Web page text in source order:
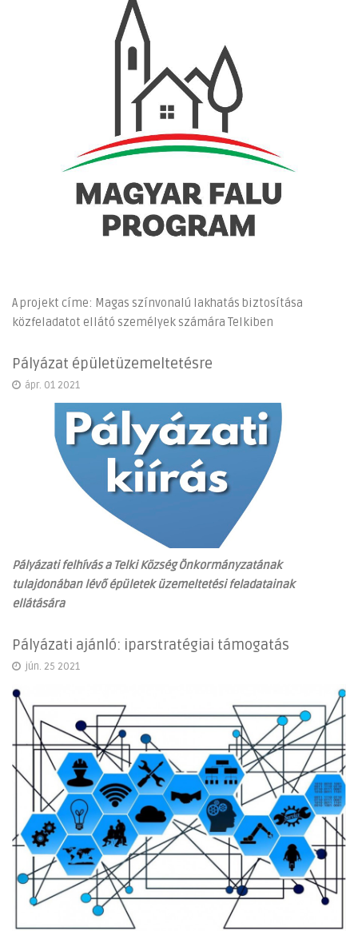
A projekt címe: Magas színvonalú lakhatás biztosítása
közfeladatot ellátó személyek számára Telkiben
Pályázat épületüzemeltetésre
ápr. 01 2021
Pályázati felhívás a Telki Község Önkormányzatának
tulajdonában lévő épületek üzemeltetési feladatainak
ellátására
Pályázati ajánló: iparstratégiai támogatás
jún. 25 2021